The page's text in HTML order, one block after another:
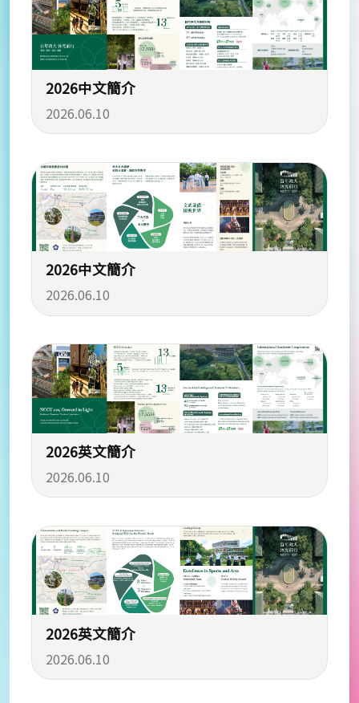
2026中文簡介
2026.06.10
2026中文簡介
2026.06.10
2026英文簡介
2026.06.10
2026英文簡介
2026.06.10